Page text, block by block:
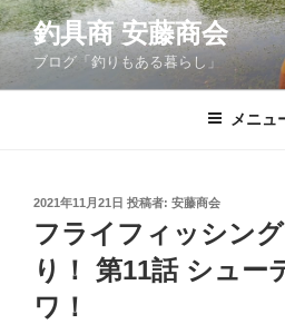
コ
ン
テ
ン
釣具商 安藤商会
ブログ「釣りもある暮らし」
メニュ
投
稿
日:
2021年11月21日 投稿者: 安藤商会
フライフィッシン
り！ 第11話 シュー
ワ！